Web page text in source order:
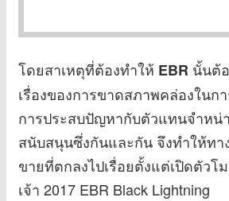
โดยสาเหตุที่ต้องทำให้ EBR นั้นต้
เรื่องของการขาดสภาพคล่องในก
การประสบปัญหากับตัวแทนจำหน่
สนับสนุนซึ่งกันและกัน จึงทำให้ท
ขายที่ตกลงไปเรื่อยตั้งแต่เปิดตัวโ
เจ้า 2017 EBR Black Lightning